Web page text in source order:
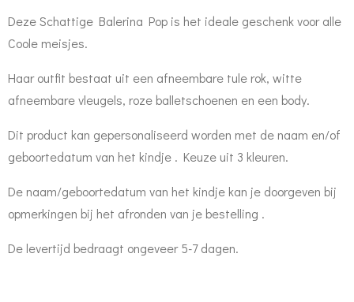
Deze Schattige Balerina Pop is het ideale geschenk voor alle
Coole meisjes.
Haar outfit bestaat uit een afneembare tule rok, witte
afneembare vleugels, roze balletschoenen en een body.
Dit product kan gepersonaliseerd worden met de naam en/of
geboortedatum van het kindje . Keuze uit 3 kleuren.
De naam/geboortedatum van het kindje kan je doorgeven bij
opmerkingen bij het afronden van je bestelling .
De levertijd bedraagt ongeveer 5-7 dagen.